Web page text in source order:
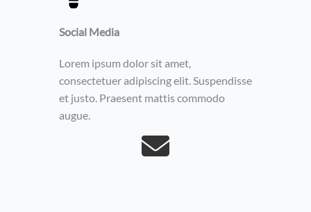
Social Media​
Lorem ipsum dolor sit amet,
consectetuer adipiscing elit. Suspendisse
et justo. Praesent mattis commodo
augue.